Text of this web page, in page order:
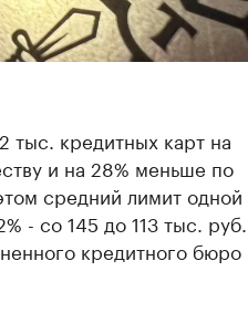
тыс. кредитных карт на
и на 28% меньше по
средний лимит одной
- со 145 до 113 тыс. руб.
кредитного бюро